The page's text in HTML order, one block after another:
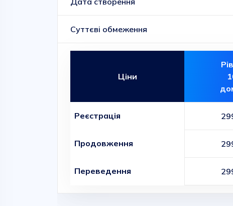
Суттєві обмеження
Ціни
Реєстрація
Продовження
Переведення